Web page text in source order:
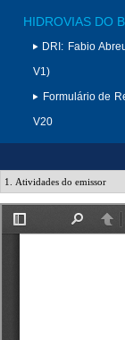
HIDROVIAS DO
DRI: Fabio
V1)
Formulário de
V20